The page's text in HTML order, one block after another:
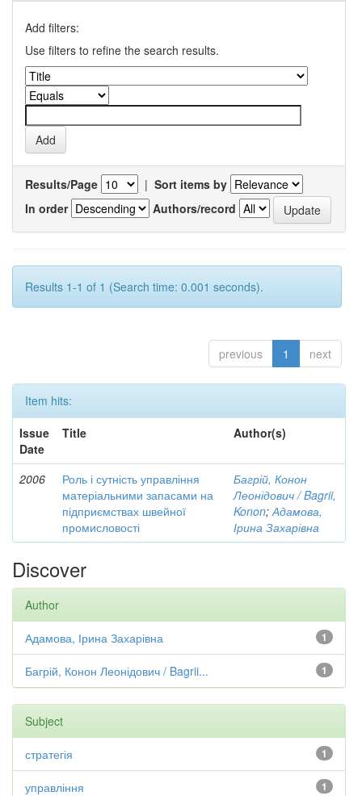
Add filters:
Use filters to refine the search results.
Results/Page | Sort items by
In order
Authors/record
Results 1-1 of 1 (Search time: 0.001 seconds).
previous 1 next
Item hits:
Issue
Date
Title Author(s)
2006
Роль і сутність управління
матеріальними запасами на
підприємствах швейної
промисловості
Багрій, Конон
Леонідович / Bagrii,
Konon;Адамова,
Ірина Захарівна
Discover
Author
1
Адамова, Ірина Захарівна
1
Багрій, Конон Леонідович / Bagrii...
Subject
1
стратегія
1
управління